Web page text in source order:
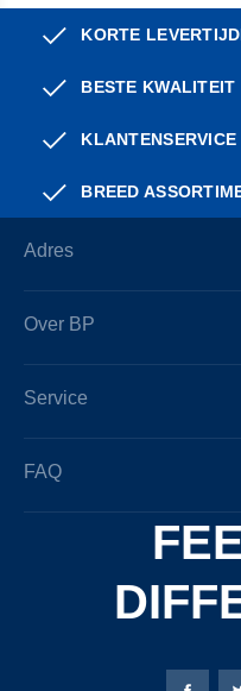
KORTE
BESTE KWALITEIT
BREED
Adres
Over BP
Service
FAQ